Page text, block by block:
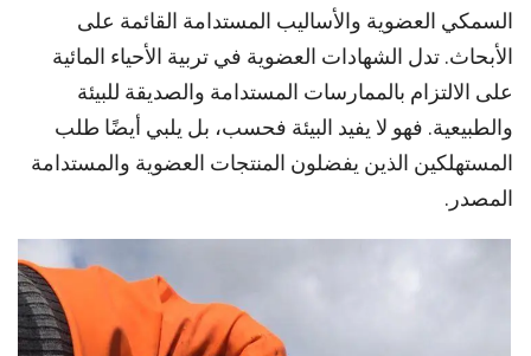
السمكي العضوية والأساليب المستدامة القائمة على
الأبحاث. تدل الشهادات العضوية في تربية الأحياء المائية
على الالتزام بالممارسات المستدامة والصديقة للبيئة
والطبيعية. فهو لا يفيد البيئة فحسب، بل يلبي أيضًا طلب
المستهلكين الذين يفضلون المنتجات العضوية والمستدامة
المصدر.